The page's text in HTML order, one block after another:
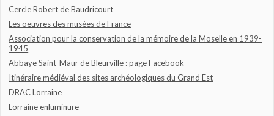
Cercle Robert de Baudricourt
Les oeuvres des musées de France
Association pour la conservation de la mémoire de la Moselle en 1939-
1945
Abbaye Saint-Maur de Bleurville : page Facebook
Itinéraire médiéval des sites archéologiques du Grand Est
DRAC Lorraine
Lorraine enluminure